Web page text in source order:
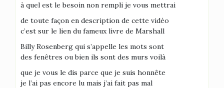
à quel est le besoin non rempli je vous mettrai
de toute façon en description de cette vidéo
c’est sur le lien du fameux livre de Marshall
Billy Rosenberg qui s’appelle les mots sont
des fenêtres ou bien ils sont des murs voilà
que je vous le dis parce que je suis honnête
je l’ai pas encore lu mais j’ai fait pas mal